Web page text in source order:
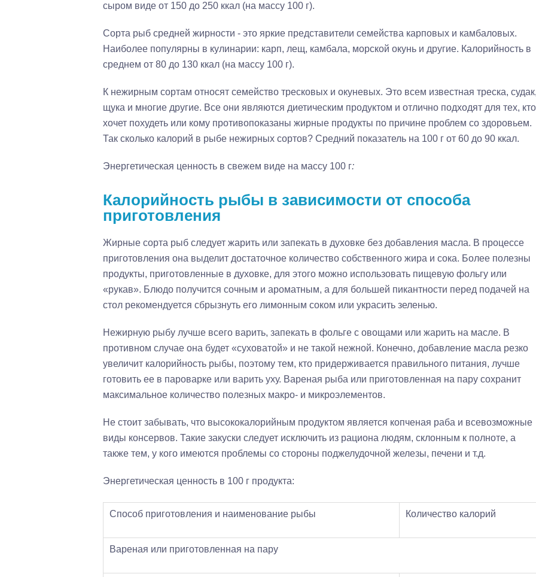
сыром виде от 150 до 250 ккал (на массу 100 г).
Сорта рыб средней жирности - это яркие представители семейства карповых и камбаловых.
Наиболее популярны в кулинарии: карп, лещ, камбала, морской окунь и другие. Калорийность в
среднем от 80 до 130 ккал (на массу 100 г).
К нежирным сортам относят семейство тресковых и окуневых. Это всем известная треска, судак,
щука и многие другие. Все они являются диетическим продуктом и отлично подходят для тех, кто
хочет похудеть или кому противопоказаны жирные продукты по причине проблем со здоровьем.
Так сколько калорий в рыбе нежирных сортов? Средний показатель на 100 г от 60 до 90 ккал.
Энергетическая ценность в свежем виде на массу 100 г:
Калорийность рыбы в зависимости от способа
приготовления
Жирные сорта рыб следует жарить или запекать в духовке без добавления масла. В процессе
приготовления она выделит достаточное количество собственного жира и сока. Более полезны
продукты, приготовленные в духовке, для этого можно использовать пищевую фольгу или
«рукав». Блюдо получится сочным и ароматным, а для большей пикантности перед подачей на
стол рекомендуется сбрызнуть его лимонным соком или украсить зеленью.
Нежирную рыбу лучше всего варить, запекать в фольге с овощами или жарить на масле. В
противном случае она будет «суховатой» и не такой нежной. Конечно, добавление масла резко
увеличит калорийность рыбы, поэтому тем, кто придерживается правильного питания, лучше
готовить ее в пароварке или варить уху. Вареная рыба или приготовленная на пару сохранит
максимальное количество полезных макро‑ и микроэлементов.
Не стоит забывать, что высококалорийным продуктом является копченая раба и всевозможные
виды консервов. Такие закуски следует исключить из рациона людям, склонным к полноте, а
также тем, у кого имеются проблемы со стороны поджелудочной железы, печени и т.д.
Энергетическая ценность в 100 г продукта:
Способ приготовления и наименование рыбы Количество калорий
Вареная или приготовленная на пару